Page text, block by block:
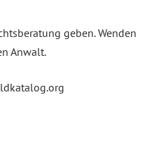
geben. Wenden
Anwalt.